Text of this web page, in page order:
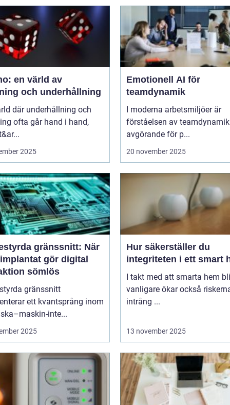
en värld av
och underhållning
där underhållning och
ofta går hand i hand,
2025
Emotionell AI för
teamdynamik
I moderna arbetsmiljöer är
förståelsen av teamdynamik
avgörande för p...
20 november 2025
gränssnitt: När
gör digital
sömlös
gränssnitt
ett kvantsprång inom
inte...
2025
Hur säkerställer du
integriteten i ett smart
I takt med att smarta hem
vanligare ökar också
intrång ...
13 november 2025